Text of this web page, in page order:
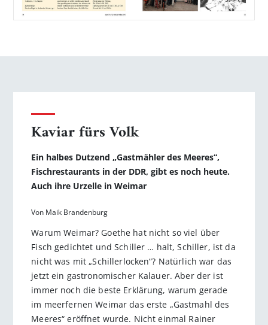
Kaviar fürs Volk
Ein halbes Dutzend „Gastmähler des Meeres“,
Fischrestaurants in der DDR, gibt es noch heute.
Auch ihre Urzelle in Weimar
Von Maik Brandenburg
Warum Weimar? Goethe hat nicht so viel über
Fisch gedichtet und Schiller … halt, Schiller, ist da
nicht was mit „Schillerlocken“? Natürlich war das
jetzt ein gastronomischer Kalauer. Aber der ist
immer noch die beste Erklärung, warum gerade
im meerfernen Weimar das erste „Gastmahl des
Meeres“ eröffnet wurde. Nicht einmal Rainer